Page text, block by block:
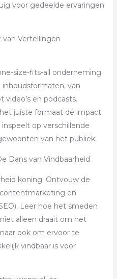
voor gedeelde ervaringen
van Vertellingen
size-fits-all onderneming.
inhoudsformaten, van
video’s en podcasts.
juiste formaat de impact
op verschillende
van het publiek.
Dans van Vindbaarheid
koning. Ontvouw de
en
Leer hoe het smeden
alleen draait om het
ook om ervoor te
vindbaar is voor